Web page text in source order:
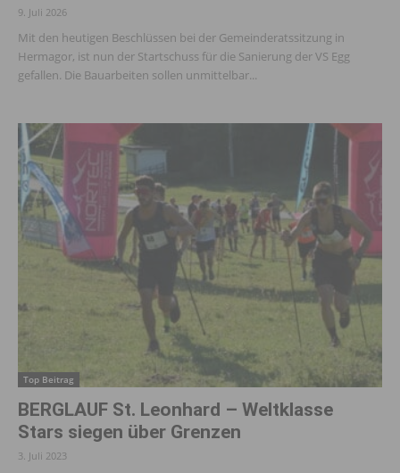
9. Juli 2026
Mit den heutigen Beschlüssen bei der Gemeinderatssitzung in
Hermagor, ist nun der Startschuss für die Sanierung der VS Egg
gefallen. Die Bauarbeiten sollen unmittelbar...
Top Beitrag
BERGLAUF St. Leonhard – Weltklasse
Stars siegen über Grenzen
3. Juli 2023